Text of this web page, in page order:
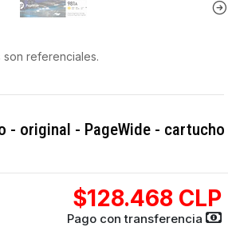
referenciales.
- original - PageWide - cartucho
$128.468 CLP
Pago con transferencia